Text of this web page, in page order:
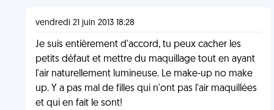
vendredi 21 juin 2013 18:28
Je suis entièrement d'accord, tu peux cacher les
petits défaut et mettre du maquillage tout en ayant
l'air naturellement lumineuse. Le make-up no make
up. Y a pas mal de filles qui n'ont pas l'air maquillées
et qui en fait le sont!